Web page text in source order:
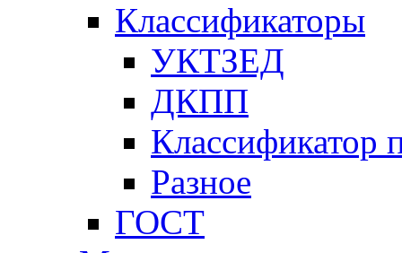
Классификаторы
УКТЗЕД
ДКПП
Классификатор
Разное
ГОСТ